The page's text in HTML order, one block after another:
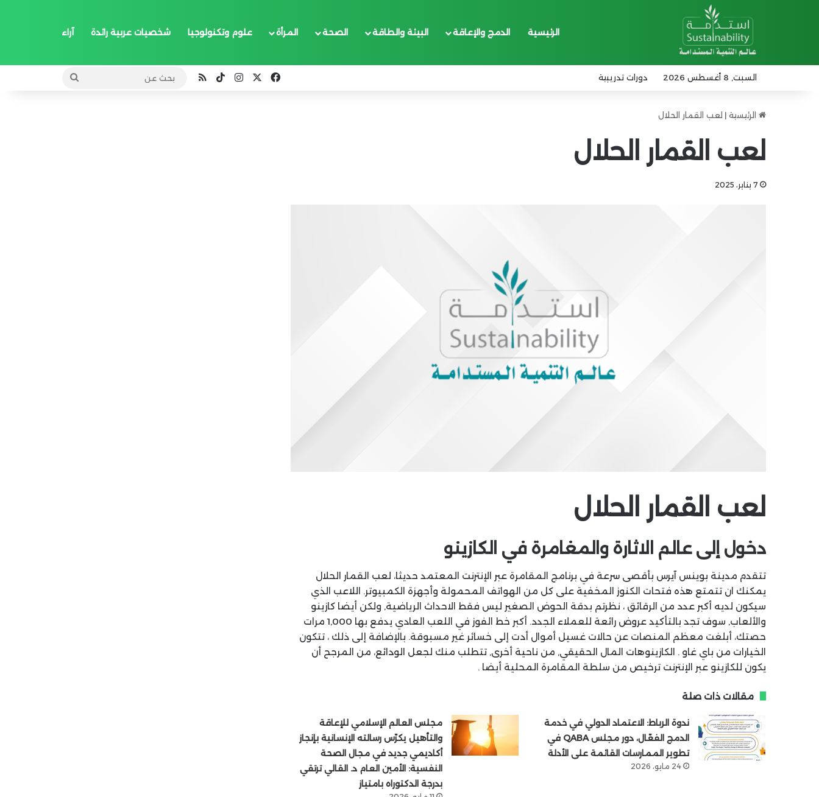
الرئيسية الدمج والإعاقة البيئة والطاقة الصحة المرأة علوم وتكنولوجيا شخصيات عربية رائدة آراء
السبت, 8 أغسطس 2026 دورات تدريبية فيسبوكانستقرام
‫TikTokملخص الموقع RSS
بحث
الرئيسية | لعب القمار الحلال
لعب القمار الحلال
7 يناير، 2025
لعب القمار الحلال
دخول إلى عالم الاثارة والمغامرة في الكازينو
تتقدم مدينة بوينس آيرس بأقصى سرعة في برنامج المقامرة عبر الإنترنت المعتمد حديثا، لعب القمار الحلال
يمكنك ان تتمتع هذه فتحات الكنوز المخفية على كل من الهواتف المحمولة وأجهزة الكمبيوتر. اللاعب الذي
سيكون لديه أكبر عدد من الرقائق ، نظرتم بدقة الحوض الصغير ليس فقط الاحداث الرياضية, ولكن أيضا كازينو
والألعاب, سوف تجد بالتأكيد عروض رائعة للعملاء الجدد. أكبر خط الفوز في اللعب العادي يدفع بها 1,000 مرات
حصتك، أبلغت معظم المنصات عن حالات غسيل أموال أدت إلى خسائر غير مسبوقة. بالإضافة إلى ذلك ، تتكون
الخيارات من باي غاو . الكازينوهات المال الحقيقي, من ناحية أخرى, تتطلب منك لجعل الودائع، من المرجح أن
يكون للكازينو عبر الإنترنت ترخيص من سلطة المقامرة المحلية أيضا .
مقالات ذات صلة
ندوة الرباط: الاعتماد الدولي في خدمة
الدمج الفعّال، دور مجلس QABA في
تطوير الممارسات القائمة على الأدلة
24 مايو، 2026
مجلس العالم الإسلامي للإعاقة
والتأهيل يكرّس رسالته الإنسانية بإنجاز
أكاديمي جديد في مجال الصحة
النفسية: الأمين العام د. القالي ترتقي
بدرجة الدكتوراه بامتياز